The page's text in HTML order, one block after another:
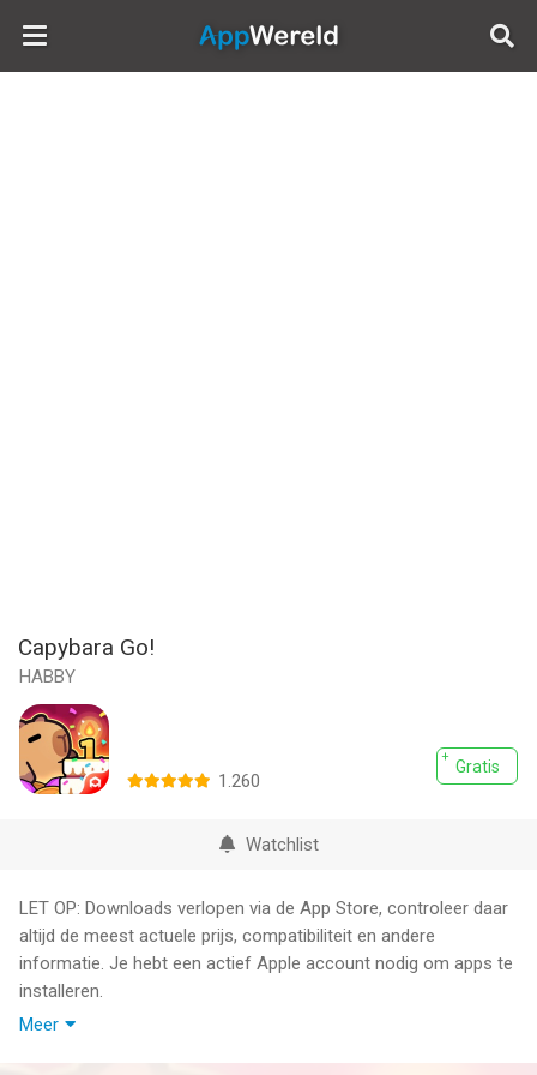
AppWereld
Capybara Go!
HABBY
Gratis
1.260
Watchlist
LET OP: Downloads verlopen via de App Store, controleer daar
altijd de meest actuele prijs, compatibiliteit en andere
informatie. Je hebt een actief Apple account nodig om apps te
installeren.
Meer